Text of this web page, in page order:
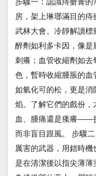
步驟一：認識痔瘡膏
房，架上琳瑯滿目的
武林大會。冷靜解讀
醉劑如利多卡因，像
刺癢；血管收縮劑如去
色，暫時收縮腫脹的血
如氫化可的松，更是消
焰。了解它們的戲份
血、腫痛還是瘙癢——
而非盲目跟風。 步驟
厲害的武器，用錯時機
是在清潔後以指尖薄